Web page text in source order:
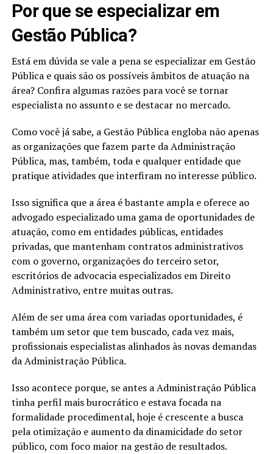
Por que se especializar em
Gestão Pública?
Está em dúvida se vale a pena se especializar em Gestão
Pública e quais são os possíveis âmbitos de atuação na
área? Confira algumas razões para você se tornar
especialista no assunto e se destacar no mercado.
Como você já sabe, a Gestão Pública engloba não apenas
as organizações que fazem parte da Administração
Pública, mas, também, toda e qualquer entidade que
pratique atividades que interfiram no interesse público.
Isso significa que a área é bastante ampla e oferece ao
advogado especializado uma gama de oportunidades de
atuação, como em entidades públicas, entidades
privadas, que mantenham contratos administrativos
com o governo, organizações do terceiro setor,
escritórios de advocacia especializados em Direito
Administrativo, entre muitas outras.
Além de ser uma área com variadas oportunidades, é
também um setor que tem buscado, cada vez mais,
profissionais especialistas alinhados às novas demandas
da Administração Pública.
Isso acontece porque, se antes a Administração Pública
tinha perfil mais burocrático e estava focada na
formalidade procedimental, hoje é crescente a busca
pela otimização e aumento da dinamicidade do setor
público, com foco maior na gestão de resultados.